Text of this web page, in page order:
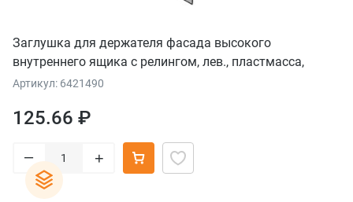
Заглушка для держателя фасада высокого
внутреннего ящика с релингом, лев., пластмасса,
серый орион
Артикул: 6421490
125.66 ₽
– +